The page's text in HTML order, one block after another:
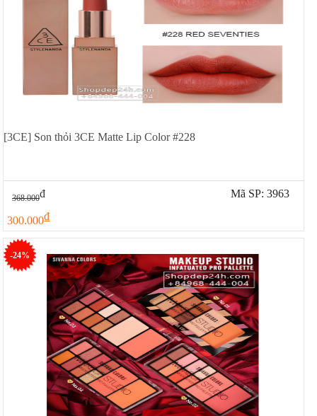
[3CE] Son thỏi 3CE Matte Lip Color #228
368.000đ
300.000đ
Mã SP: 3963
-24%